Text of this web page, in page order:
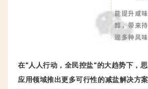
能提升咸
醇，带来
现多种风味
在“人人行动，全民控盐“的大趋势下，
应用领域推出更多可行性的减盐解决方